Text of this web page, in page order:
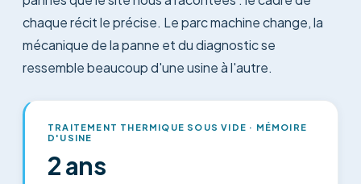
chaque récit le précise. Le parc machine change, la
mécanique de la panne et du diagnostic se
ressemble beaucoup d'une usine à l'autre.
TRAITEMENT THERMIQUE SOUS VIDE · MÉMOIRE
D'USINE
2 ans